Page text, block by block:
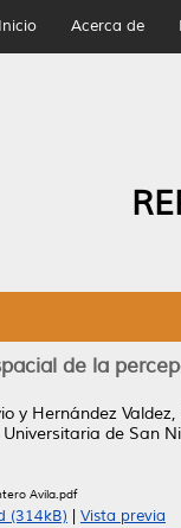
Inicio Acerca de
de la
y Hernández
de San
Avila.pdf
(314kB)
Vista previa